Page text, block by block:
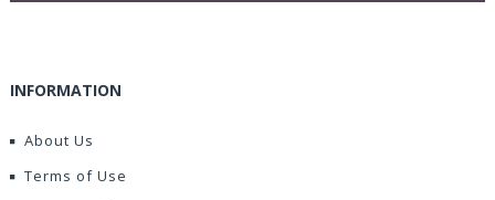
INFORMATION
About Us
Terms of Use